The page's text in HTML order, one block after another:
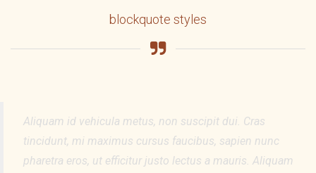
blockquote styles
Aliquam id vehicula metus, non suscipit dui. Cras
tincidunt, mi maximus cursus faucibus, sapien nunc
pharetra eros, ut efficitur justo lectus a mauris. Aliquam